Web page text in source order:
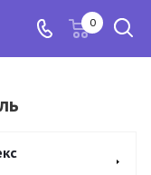
0